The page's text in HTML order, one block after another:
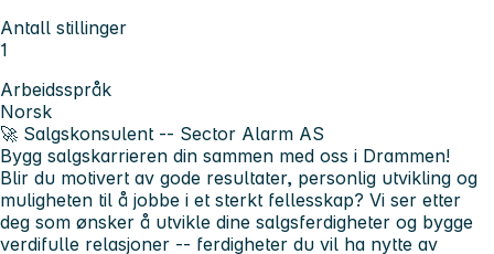
Antall stillinger
1
Arbeidsspråk
Norsk
🚀 Salgskonsulent -- Sector Alarm AS
Bygg salgskarrieren din sammen med oss i Drammen!
Blir du motivert av gode resultater, personlig utvikling og
muligheten til å jobbe i et sterkt fellesskap? Vi ser etter
deg som ønsker å utvikle dine salgsferdigheter og bygge
verdifulle relasjoner -- ferdigheter du vil ha nytte av